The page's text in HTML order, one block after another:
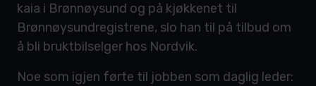
kaia i Brønnøysund og på kjøkkenet til
Brønnøysundregistrene, slo han til på tilbud om
å bli bruktbilselger hos Nordvik.
Noe som igjen førte til jobben som daglig leder: